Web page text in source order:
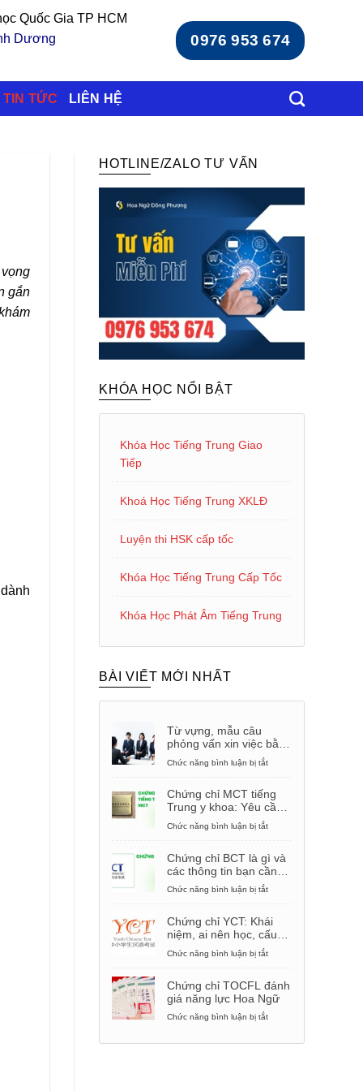
Quốc Gia TP HCM
Dương
0976 953 674
TIN TỨC LIÊN HỆ
gắn
HOTLINE/ZALO TƯ VẤN
KHÓA HỌC NỔI BẬT
Khóa Học Tiếng Trung Giao
Tiếp
Khoá Học Tiếng Trung XKLĐ
Luyện thi HSK cấp tốc
Khóa Học Tiếng Trung Cấp Tốc
Khóa Học Phát Âm Tiếng Trung
BÀI VIẾT MỚI NHẤT
Từ vựng, mẫu câu
phỏng vấn xin việc bằng
tiếng Trung
Chức năng bình luận bị tắt
mẫu
câu
việc
bằng
Chứng chỉ MCT tiếng
Trung y khoa: Yêu cầu,
cách thi
Chức năng bình luận bị tắt
MCT
tiếng
Yêu
cầu,
Chứng chỉ BCT là gì và
các thông tin bạn cần
biết
Chức năng bình luận bị tắt
BCT
là
thông
tin
Chứng chỉ YCT: Khái
niệm, ai nên học, cấu
trúc đề thi
Chức năng bình luận bị tắt
YCT:
Khái
Chứng chỉ TOCFL đánh
giá năng lực Hoa Ngữ
Chức năng bình luận bị tắt
chỉ